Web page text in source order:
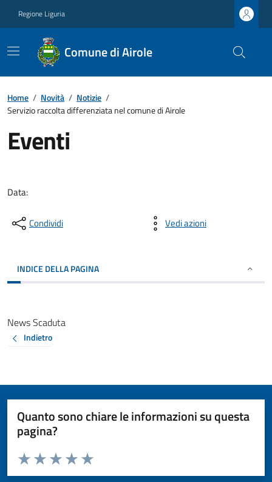
Regione Liguria
Comune di Airole
Home / Novità / Notizie /
Servizio raccolta differenziata nel comune di Airole
Eventi
Data:
Condividi Vedi azioni
INDICE DELLA PAGINA
News Scaduta
Indietro
Quanto sono chiare le informazioni su questa
pagina?
Valuta da 1 a 5 stelle la pagina
Valuta 5 stelle su 5
Valuta 4 stelle su 5
Valuta 3 stelle su 5
Valuta 2 stelle su 5
Valuta 1 stelle su 5